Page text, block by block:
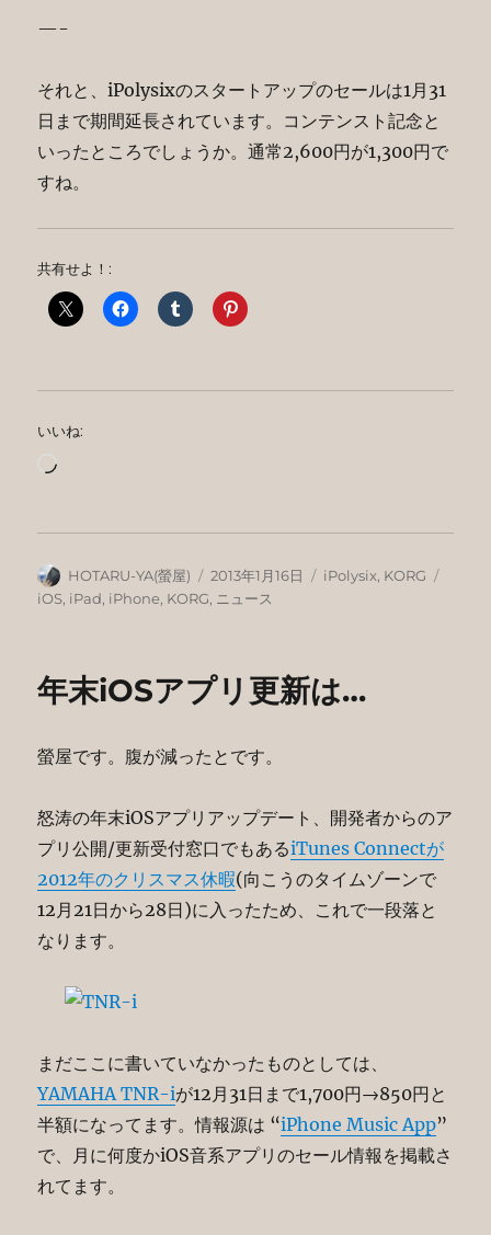
—-
それと、iPolysixのスタートアップのセールは1月31
日まで期間延長されています。コンテンスト記念と
いったところでしょうか。通常2,600円が1,300円で
すね。
共有せよ！:
いいね:
読
中…
投
稿
HOTARU-YA(螢屋)
投
稿
2013年1月16日
カ
iPolysix, KORG
iOS, iPad, iPhone, KORG, ニュース
年末iOSアプリ更新は…
螢屋です。腹が減ったとです。
怒涛の年末iOSアプリアップデート、開発者からのア
プリ公開/更新受付窓口でもあるiTunes Connectが
2012年のクリスマス休暇(向こうのタイムゾーンで
12月21日から28日)に入ったため、これで一段落と
なります。
まだここに書いていなかったものとしては、
YAMAHA TNR-iが12月31日まで1,700円→850円と
半額になってます。情報源は “iPhone Music App”
で、月に何度かiOS音系アプリのセール情報を掲載さ
れてます。